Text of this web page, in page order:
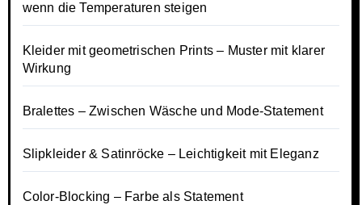
wenn die Temperaturen steigen
Kleider mit geometrischen Prints – Muster mit klarer
Wirkung
Bralettes – Zwischen Wäsche und Mode-Statement
Slipkleider & Satinröcke – Leichtigkeit mit Eleganz
Color-Blocking – Farbe als Statement